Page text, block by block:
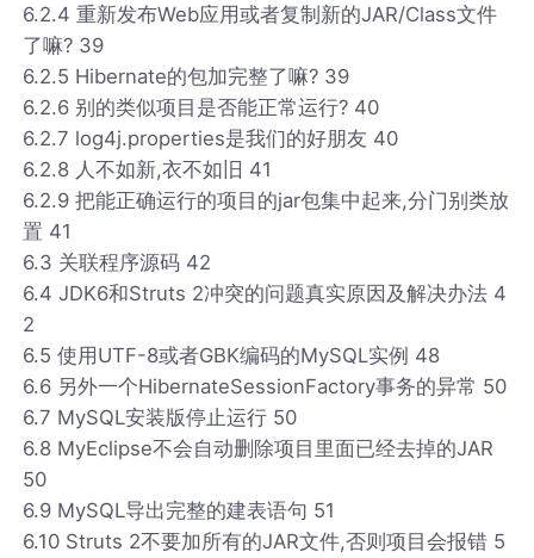
6.2.4 重新发布Web应用或者复制新的JAR/Class文件
了嘛? 39
6.2.5 Hibernate的包加完整了嘛? 39
6.2.6 别的类似项目是否能正常运行? 40
6.2.7 log4j.properties是我们的好朋友 40
6.2.8 人不如新,衣不如旧 41
6.2.9 把能正确运行的项目的jar包集中起来,分门别类放
置 41
6.3 关联程序源码 42
6.4 JDK6和Struts 2冲突的问题真实原因及解决办法 4
2
6.5 使用UTF-8或者GBK编码的MySQL实例 48
6.6 另外一个HibernateSessionFactory事务的异常 50
6.7 MySQL安装版停止运行 50
6.8 MyEclipse不会自动删除项目里面已经去掉的JAR
50
6.9 MySQL导出完整的建表语句 51
6.10 Struts 2不要加所有的JAR文件,否则项目会报错 5